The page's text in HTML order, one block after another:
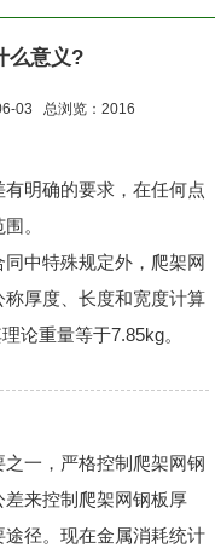
么意义?
03 总浏览：2016
明确的要求，在任何点
。
中特殊规定外，爬架网
厚度、长度和宽度计算
论重量等于7.85kg。
一，严格控制爬架网钢
来控制爬架网钢板厚
径。现在金属消耗统计